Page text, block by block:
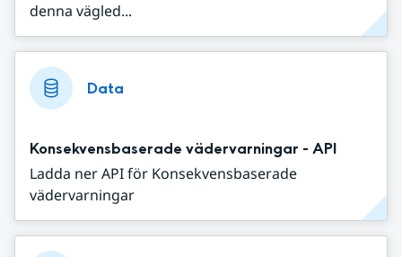
denna vägled...
Data
Konsekvensbaserade vädervarningar - API
Ladda ner API för Konsekvensbaserade
vädervarningar